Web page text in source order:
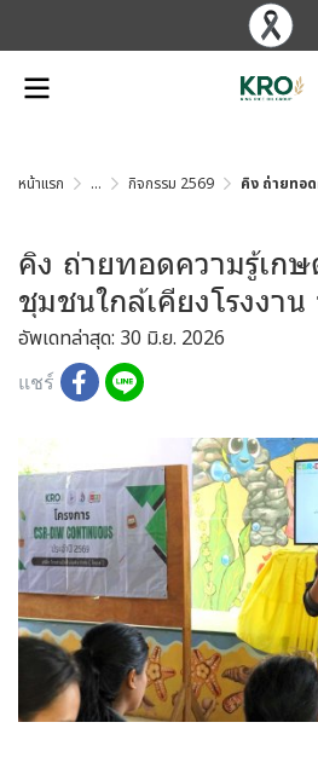
หน้าแรก ... กิจกรรม 2569 คิง ถ่ายทอดความรู้เ
คิง ถ่ายทอดความรู้เก
ชุมชนใกล้เคียงโรงงา
อัพเดทล่าสุด: 30 มิ.ย. 2026
แชร์